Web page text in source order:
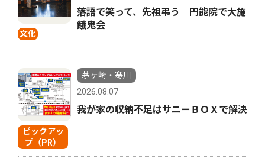
文化
落語で笑って、先祖弔う 円能院で大施
餓鬼会
ピックアッ
プ（PR）
茅ヶ崎・寒川
2026.08.07
我が家の収納不足はサニーＢＯＸで解決